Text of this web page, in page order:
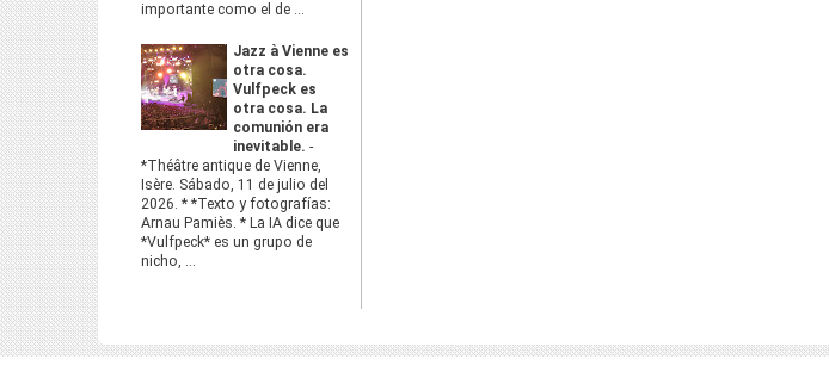
importante como el de ...
Jazz à Vienne es
otra cosa.
Vulfpeck es
otra cosa. La
comunión era
inevitable. -
*Théâtre antique de Vienne,
Isère. Sábado, 11 de julio del
2026. * *Texto y fotografías:
Arnau Pamiès. * La IA dice que
*Vulfpeck* es un grupo de
nicho, ...